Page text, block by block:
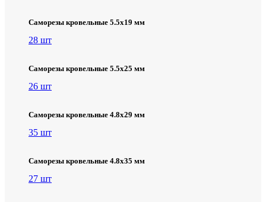
Саморезы кровельные 5.5х19 мм
28 шт
Саморезы кровельные 5.5х25 мм
26 шт
Саморезы кровельные 4.8х29 мм
35 шт
Саморезы кровельные 4.8х35 мм
27 шт